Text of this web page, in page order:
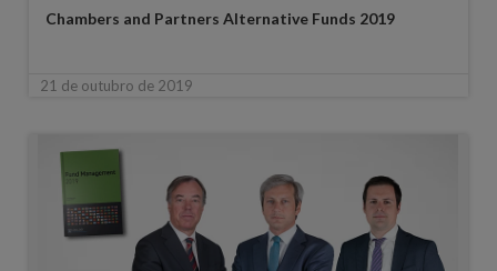
Chambers and Partners Alternative Funds 2019
21 de outubro de 2019